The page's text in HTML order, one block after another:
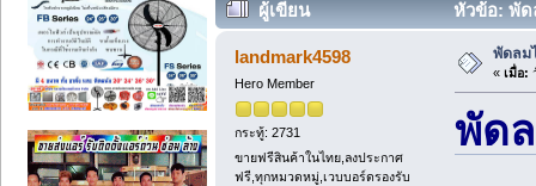
ผู้เขียน หัวข้อ: พัด
landmark4598
Hero Member
กระทู้: 2731
ขายฟรีสินค้าในไทย,ลงประกาศ
ฟรี,ทุกหมวดหมู่,เวบบอร์ดรองรับ
พัดลม
« เมื่อ:
พัด